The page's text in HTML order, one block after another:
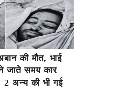
की मौत, भाई
जाते समय कार
2 अन्य की भी गई